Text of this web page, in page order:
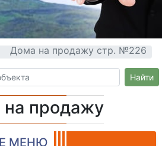
Дома на продажу стр. №226
Найти
продажу
МЕНЮ